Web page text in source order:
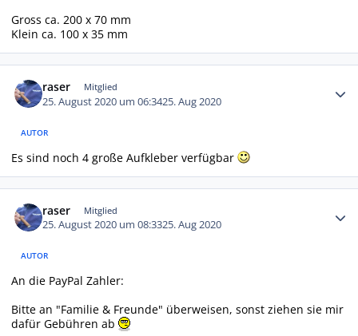
Gross ca. 200 x 70 mm
Klein ca. 100 x 35 mm
raser Mitglied
25. August 2020 um 06:3425. Aug 2020
AUTOR
Es sind noch 4 große Aufkleber verfügbar
raser Mitglied
25. August 2020 um 08:3325. Aug 2020
AUTOR
An die PayPal Zahler:
Bitte an "Familie & Freunde" überweisen, sonst ziehen sie mir
dafür Gebühren ab